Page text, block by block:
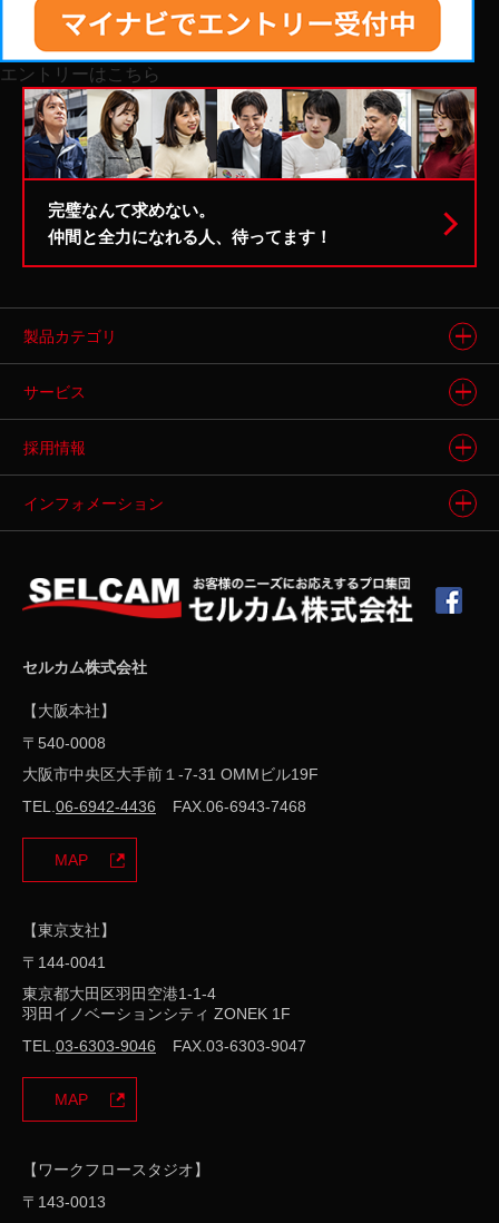
エントリーはこちら
完璧なんて求めない。
仲間と全力になれる人、待ってます！
製品カテゴリ
製品情報トップ
インクジェット
フィニッシング
サービス
セルカムの強み
製品動画ギャラリー
ソリューション
採用情報
採用情報トップ
募集要項
インフォメーション
新着情報
お問い合わせ・お見積もり
サイトマップ
セルカム株式会社
【大阪本社】
〒540-0008
大阪市中央区大手前１-7-31 OMMビル19F
TEL. 06-6942-4436 FAX.06-6943-7468
MAP
【東京支社】
〒144-0041
東京都大田区羽田空港1-1-4
羽田イノベーションシティ ZONEK 1F
TEL. 03-6303-9046 FAX.03-6303-9047
MAP
【ワークフロースタジオ】
〒143-0013